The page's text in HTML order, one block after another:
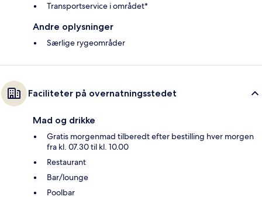
Transportservice i området*
Andre oplysninger
Særlige rygeområder
Faciliteter på overnatningsstedet
Mad og drikke
Gratis morgenmad tilberedt efter bestilling hver morgen
fra kl. 07.30 til kl. 10.00
Restaurant
Bar/lounge
Poolbar